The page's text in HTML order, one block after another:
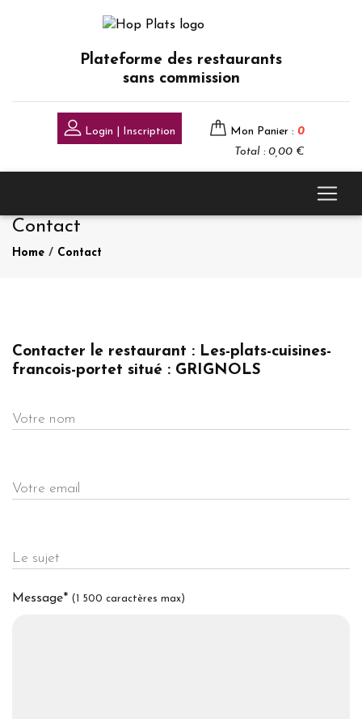
Plateforme des restaurants
sans commission
Login | Inscription Mon Panier : 0
Total : 0,00 €
Contact
Home / Contact
Contacter le restaurant : Les-plats-cuisines-
francois-portet situé : GRIGNOLS
Votre nom
Votre email
Le sujet
Message* (1 500 caractères max)